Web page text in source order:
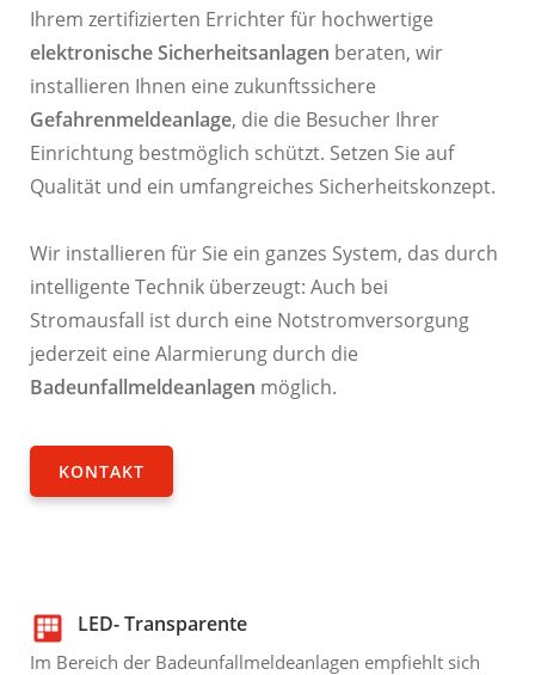
Ihrem zertifizierten Errichter für hochwertige
elektronische Sicherheitsanlagen beraten, wir
installieren Ihnen eine zukunftssichere
Gefahrenmeldeanlage, die die Besucher Ihrer
Einrichtung bestmöglich schützt. Setzen Sie auf
Qualität und ein umfangreiches Sicherheitskonzept.
Wir installieren für Sie ein ganzes System, das durch
intelligente Technik überzeugt: Auch bei
Stromausfall ist durch eine Notstromversorgung
jederzeit eine Alarmierung durch die
Badeunfallmeldeanlagen möglich.
KONTAKT
LED- Transparente
Im Bereich der Badeunfallmeldeanlagen empfiehlt sich